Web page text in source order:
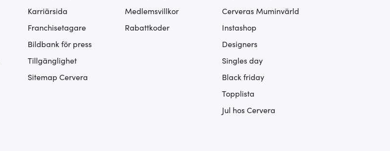
Karriärsida
Franchisetagare
Bildbank för press
Tillgänglighet
Sitemap Cervera
Medlemsvillkor
Rabattkoder
Cerveras Muminvärld
Instashop
Designers
Singles day
Black friday
Topplista
Jul hos Cervera